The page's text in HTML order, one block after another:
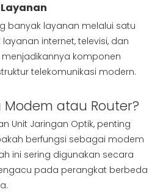
banyak layanan melalui satu
internet, televisi, dan
menjadikannya komponen
telekomunikasi modern.
Modem atau Router?
Unit Jaringan Optik, penting
berfungsi sebagai modem
ini sering digunakan secara
pada perangkat berbeda